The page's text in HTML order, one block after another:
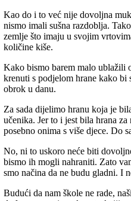
Kao do i to već nije dovoljna
nismo imali sušna razdoblja.
zemlje što imaju u svojim
količine kiše.
Kako bismo barem malo ublažili
krenuti s podjelom hrane kako
obrok u danu.
Za sada dijelimo hranu koja je
učenika. Jer to i jest bila hrana
posebno onima s više djece. Do
No, ni to uskoro neće biti
bismo ih mogli nahraniti. Zato
smo načina da ne budu gladni. I
Budući da nam škole ne rade,